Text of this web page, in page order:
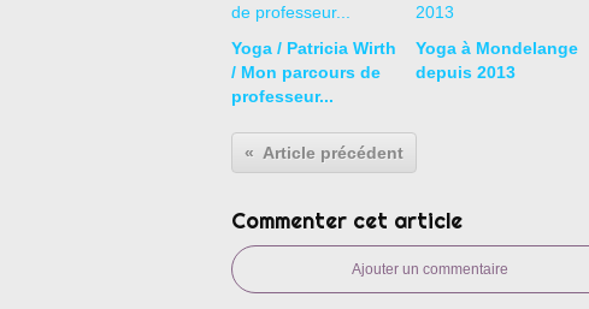
Yoga / Patricia Wirth
/ Mon parcours de
professeur...
Yoga à Mondelange
depuis 2013
Article précédent
Commenter cet article
Ajouter un commentaire